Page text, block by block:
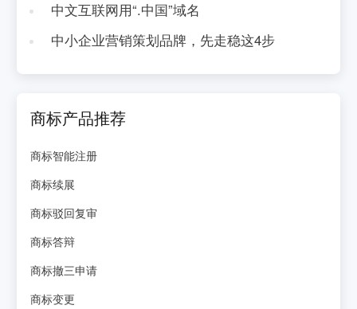
中文互联网用“.中国”域名
中小企业营销策划品牌，先走稳这4步
商标产品推荐
商标智能注册
商标续展
商标驳回复审
商标答辩
商标撤三申请
商标变更